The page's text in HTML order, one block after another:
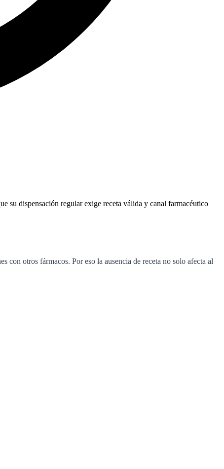
su dispensación regular exige receta válida y canal farmacéutico
otros fármacos. Por eso la ausencia de receta no solo afecta al